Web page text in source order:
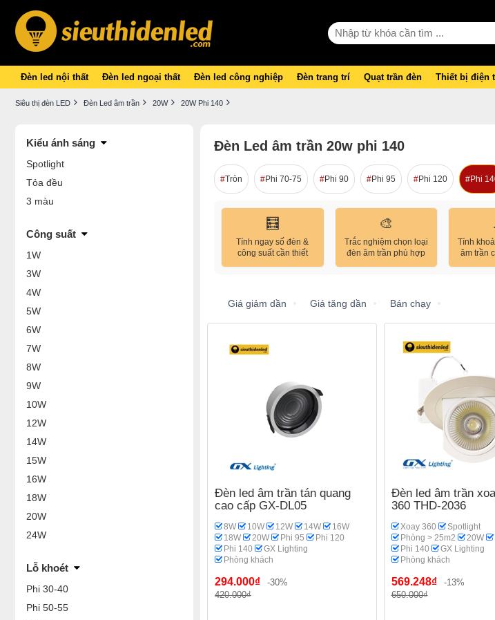
Đèn led nội thất Đèn led ngoại thất Đèn led công nghiệp Đèn trang trí Quạt trần đèn Thiết bị điện
Siêu thị đèn LED Đèn Led âm trần 20W 20W Phi 140
Kiểu ánh sáng
Spotlight
Tỏa đều
3 màu
Công suất
1W
3W
4W
5W
6W
7W
8W
9W
10W
12W
14W
15W
16W
18W
20W
24W
Lỗ khoét
Phi 30-40
Phi 50-55
Đèn Led âm trần 20w phi 140
Tròn Phi 70-75 Phi 90 Phi 95 Phi 120 Phi
🧮
Tính ngay số đèn &
công suất cần thiết
🎨
Trắc nghiệm chọn loại
đèn âm trần phù hợp
Tính
âm trần
Giá giảm dần Giá tăng dần Bán chạy
Đèn led âm trần tán quang
cao cấp GX-DL05
8W 10W 12W 14W
16W
18W
20W Phi 95
Phi 120
Phi 140
GX Lighting
Phòng khách
294.000₫
-30%
420.000₫
Đèn led âm trần
360 THD-2036
Xoay 360
Spotlight
Phòng > 25m2
20W
Phi 140
GX Lighting
Phòng khách
569.248₫
-13%
650.000₫